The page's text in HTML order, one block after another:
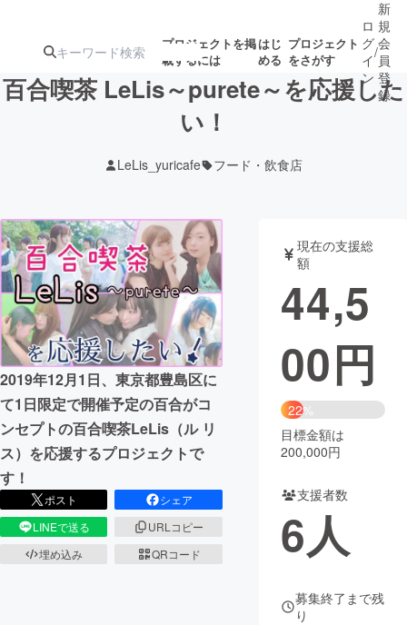
プロジェクトを掲
載するには
はじ
める
プロジェクト
をさがす
ターン
ジェクト
募集終了が近いプ
ロジェクト
アート・写真 音楽
テクノロジー・ガジェット ゲーム・
映像・映画 書籍・雑誌
ビジネス・起業 チャレンジ
まちづくり・地域活性化
CAMPFIRE for Social Good CAMPFIRE Creation
CAMPFIREふるさと納税
コミュニティ
ロ
グ
イ
ン
/
新
規
会
員
登
録
百合喫茶 LeLis～purete～を応援した
い！
LeLis_yuricafe フード・飲食店
2019年12月1日、東京都豊島区に
て1日限定で開催予定の百合がコ
ンセプトの百合喫茶LeLis（ル リ
ス）を応援するプロジェクトで
す！
ポスト
シェア
LINEで送る
URLコピー
埋め込み
QRコード
現在の支援総
額
44,5
00円
22%
目標金額は
200,000円
支援者数
6人
募集終了まで残
り